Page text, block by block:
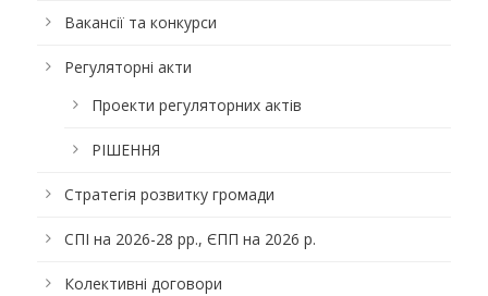
Вакансії та конкурси
Регуляторні акти
Проекти регуляторних актів
РІШЕННЯ
Стратегія розвитку громади
СПІ на 2026-28 рр., ЄПП на 2026 р.
Колективні договори